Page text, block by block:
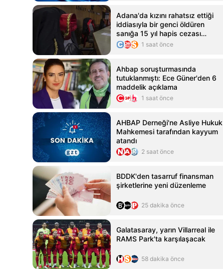
Adana'da kızını rahatsız ettiği
iddiasıyla bir genci öldüren
sanığa 15 yıl hapis cezası
verildi
1 saat önce
Ahbap soruşturmasında
tutuklanmıştı: Ece Güner'den 6
maddelik açıklama
1 saat önce
AHBAP Derneği'ne Asliye Hukuk
Mahkemesi tarafından kayyum
atandı
2 saat önce
BDDK'den tasarruf finansman
şirketlerine yeni düzenleme
25 dakika önce
Galatasaray, yarın Villarreal ile
RAMS Park'ta karşılaşacak
58 dakika önce